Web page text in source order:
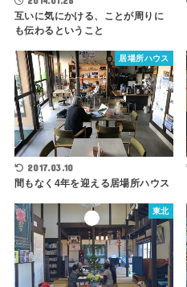
互いに気にかける、ことが周りに
も伝わるということ
居場所ハウス
2017.03.10
間もなく4年を迎える居場所ハウス
東北